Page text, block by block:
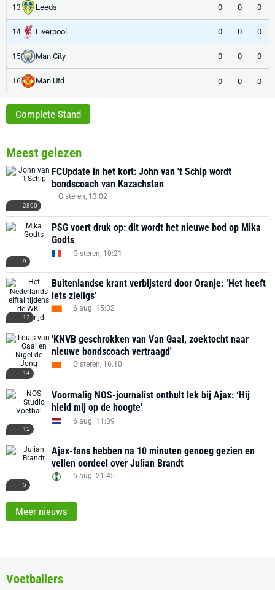
13 Leeds 0 0 0
14 Liverpool 0 0 0
15 Man City 0 0 0
16 Man Utd 0 0 0
Complete Stand
Meest gelezen
2800
FCUpdate in het kort: John van 't Schip wordt
bondscoach van Kazachstan
Gisteren, 13:02
9
PSG voert druk op: dit wordt het nieuwe bod op Mika
Godts
Gisteren, 10:21
12
Buitenlandse krant verbijsterd door Oranje: ‘Het heeft
iets zieligs’
6 aug. 15:32
14
'KNVB geschrokken van Van Gaal, zoektocht naar
nieuwe bondscoach vertraagd'
Gisteren, 16:10
12
Voormalig NOS-journalist onthult lek bij Ajax: ‘Hij
hield mij op de hoogte'
6 aug. 11:39
5
Ajax-fans hebben na 10 minuten genoeg gezien en
vellen oordeel over Julian Brandt
6 aug. 21:45
Meer nieuws
Voetballers